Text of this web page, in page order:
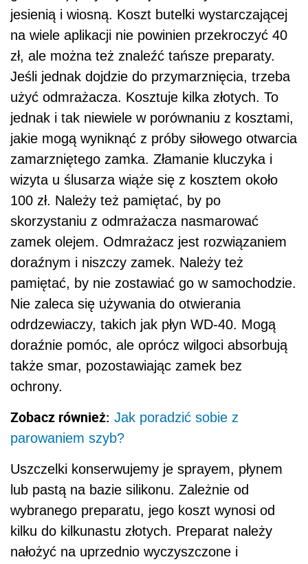
jesienią i wiosną. Koszt butelki wystarczającej
na wiele aplikacji nie powinien przekroczyć 40
zł, ale można też znaleźć tańsze preparaty.
Jeśli jednak dojdzie do przymarznięcia, trzeba
użyć odmrażacza. Kosztuje kilka złotych. To
jednak i tak niewiele w porównaniu z kosztami,
jakie mogą wyniknąć z próby siłowego otwarcia
zamarzniętego zamka. Złamanie kluczyka i
wizyta u ślusarza wiąże się z kosztem około
100 zł. Należy też pamiętać, by po
skorzystaniu z odmrażacza nasmarować
zamek olejem. Odmrażacz jest rozwiązaniem
doraźnym i niszczy zamek. Należy też
pamiętać, by nie zostawiać go w samochodzie.
Nie zaleca się używania do otwierania
odrdzewiaczy, takich jak płyn WD-40. Mogą
doraźnie pomóc, ale oprócz wilgoci absorbują
także smar, pozostawiając zamek bez
ochrony.
Zobacz również: Jak poradzić sobie z
parowaniem szyb?
Uszczelki konserwujemy je sprayem, płynem
lub pastą na bazie silikonu. Zależnie od
wybranego preparatu, jego koszt wynosi od
kilku do kilkunastu złotych. Preparat należy
nałożyć na uprzednio wyczyszczone i